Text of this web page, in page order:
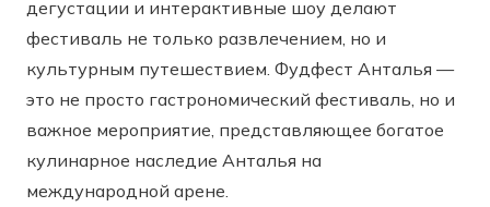
дегустации и интерактивные шоу делают
фестиваль не только развлечением, но и
культурным путешествием. Фудфест Анталья —
это не просто гастрономический фестиваль, но и
важное мероприятие, представляющее богатое
кулинарное наследие Анталья на
международной арене.